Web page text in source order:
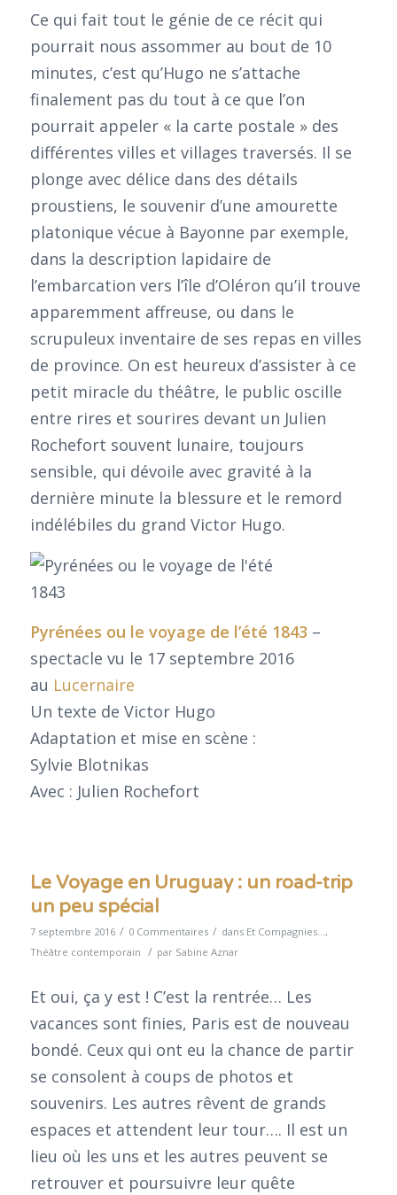
Ce qui fait tout le génie de ce récit qui
pourrait nous assommer au bout de 10
minutes, c’est qu’Hugo ne s’attache
finalement pas du tout à ce que l’on
pourrait appeler « la carte postale » des
différentes villes et villages traversés. Il se
plonge avec délice dans des détails
proustiens, le souvenir d’une amourette
platonique vécue à Bayonne par exemple,
dans la description lapidaire de
l’embarcation vers l’île d’Oléron qu’il trouve
apparemment affreuse, ou dans le
scrupuleux inventaire de ses repas en villes
de province. On est heureux d’assister à ce
petit miracle du théâtre, le public oscille
entre rires et sourires devant un Julien
Rochefort souvent lunaire, toujours
sensible, qui dévoile avec gravité à la
dernière minute la blessure et le remord
indélébiles du grand Victor Hugo.
Pyrénées ou le voyage de l’été 1843 –
spectacle vu le 17 septembre 2016
au Lucernaire
Un texte de Victor Hugo
Adaptation et mise en scène :
Sylvie Blotnikas
Avec : Julien Rochefort
Le Voyage en Uruguay : un road-trip
un peu spécial
7 septembre 2016 / 0 Commentaires / dans Et Compagnies...,
Théâtre contemporain / par Sabine Aznar
Et oui, ça y est ! C’est la rentrée… Les
vacances sont finies, Paris est de nouveau
bondé. Ceux qui ont eu la chance de partir
se consolent à coups de photos et
souvenirs. Les autres rêvent de grands
espaces et attendent leur tour…. Il est un
lieu où les uns et les autres peuvent se
retrouver et poursuivre leur quête